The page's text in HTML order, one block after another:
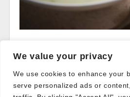
We value your privacy
We use cookies to enhance your
serve personalized ads or